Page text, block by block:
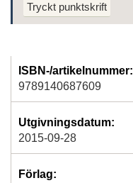
Tryckt punktskrift
ISBN-/artikelnummer:
9789140687609
Utgivningsdatum:
2015-09-28
Förlag: